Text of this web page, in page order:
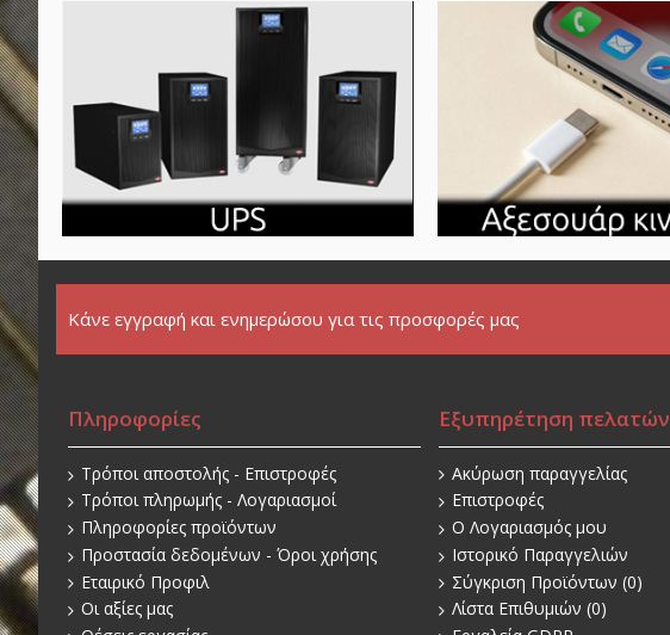
Κάνε εγγραφή και ενημερώσου για τις προσφορές μας
Πληροφορίες
Τρόποι αποστολής - Επιστροφές
Τρόποι πληρωμής - Λογαριασμοί
Πληροφορίες προϊόντων
Προστασία δεδομένων - Όροι χρήσης
Εταιρικό Προφιλ
Οι αξίες μας
Εξυπηρέτηση πελατών
Ακύρωση παραγγελίας
Επιστροφές
O Λογαριασμός μου
Ιστορικό Παραγγελιών
Σύγκριση Προϊόντων (0)
Λίστα Επιθυμιών (0)